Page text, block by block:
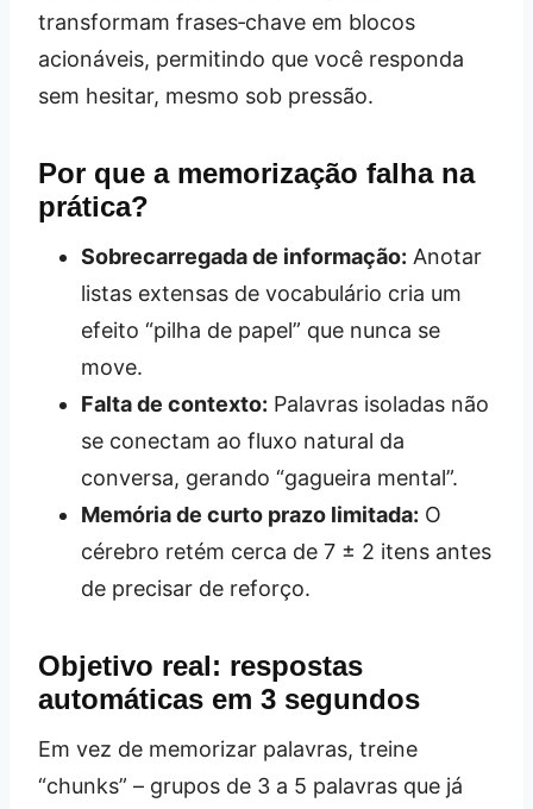
transformam frases‑chave em blocos
acionáveis, permitindo que você responda
sem hesitar, mesmo sob pressão.
Por que a memorização falha na
prática?
Sobrecarregada de informação: Anotar
listas extensas de vocabulário cria um
efeito “pilha de papel” que nunca se
move.
Falta de contexto: Palavras isoladas não
se conectam ao fluxo natural da
conversa, gerando “gagueira mental”.
Memória de curto prazo limitada: O
cérebro retém cerca de 7 ± 2 itens antes
de precisar de reforço.
Objetivo real: respostas
automáticas em 3 segundos
Em vez de memorizar palavras, treine
“chunks” – grupos de 3 a 5 palavras que já